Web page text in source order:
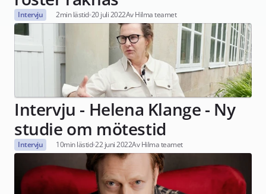
Intervju 2min lästid 20 juli 2022Av Hilma teamet
Intervju - Helena Klange - Ny
studie om mötestid
Intervju 10min lästid 22 juni 2022Av Hilma teamet